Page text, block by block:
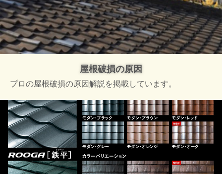
屋根破損の原因
プロの屋根破損の原因解説を掲載しています。